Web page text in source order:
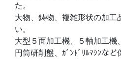
た。
大物、鋳物、複雑形状の加工
い。
大型５面加工機、５軸加工機
円筒研削盤、ｶﾞﾝﾄﾞﾘﾙﾏｼﾝな